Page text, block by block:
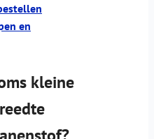
en
kleine